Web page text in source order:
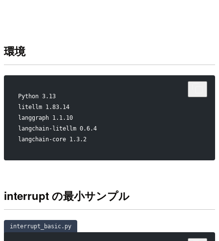
環境
Python 3.13
litellm 1.83.14
langgraph 1.1.10
langchain-litellm 0.6.4
langchain-core 1.3.2
interrupt の最小サンプル
interrupt_basic.py